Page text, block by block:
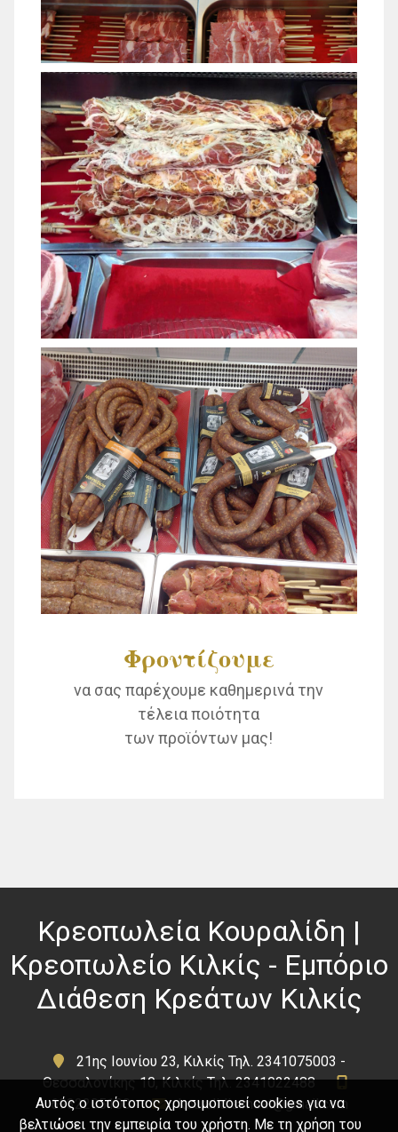
Φροντίζουμε
να σας παρέχουμε καθημερινά την
τέλεια ποιότητα
των προϊόντων μας!
Κρεοπωλεία Κουραλίδη |
Κρεοπωλείο Κιλκίς - Εμπόριο
Διάθεση Κρεάτων Κιλκίς
21ης Ιουνίου 23, Κιλκίς Τηλ. 2341075003 -
Θεσσαλονίκης 10, Κιλκίς Τηλ. 2341022488
6932205100
kouralidis.meat@gmail.com
Αυτός ο ιστότοπος χρησιμοποιεί cookies για να
βελτιώσει την εμπειρία του χρήστη. Με τη χρήση του